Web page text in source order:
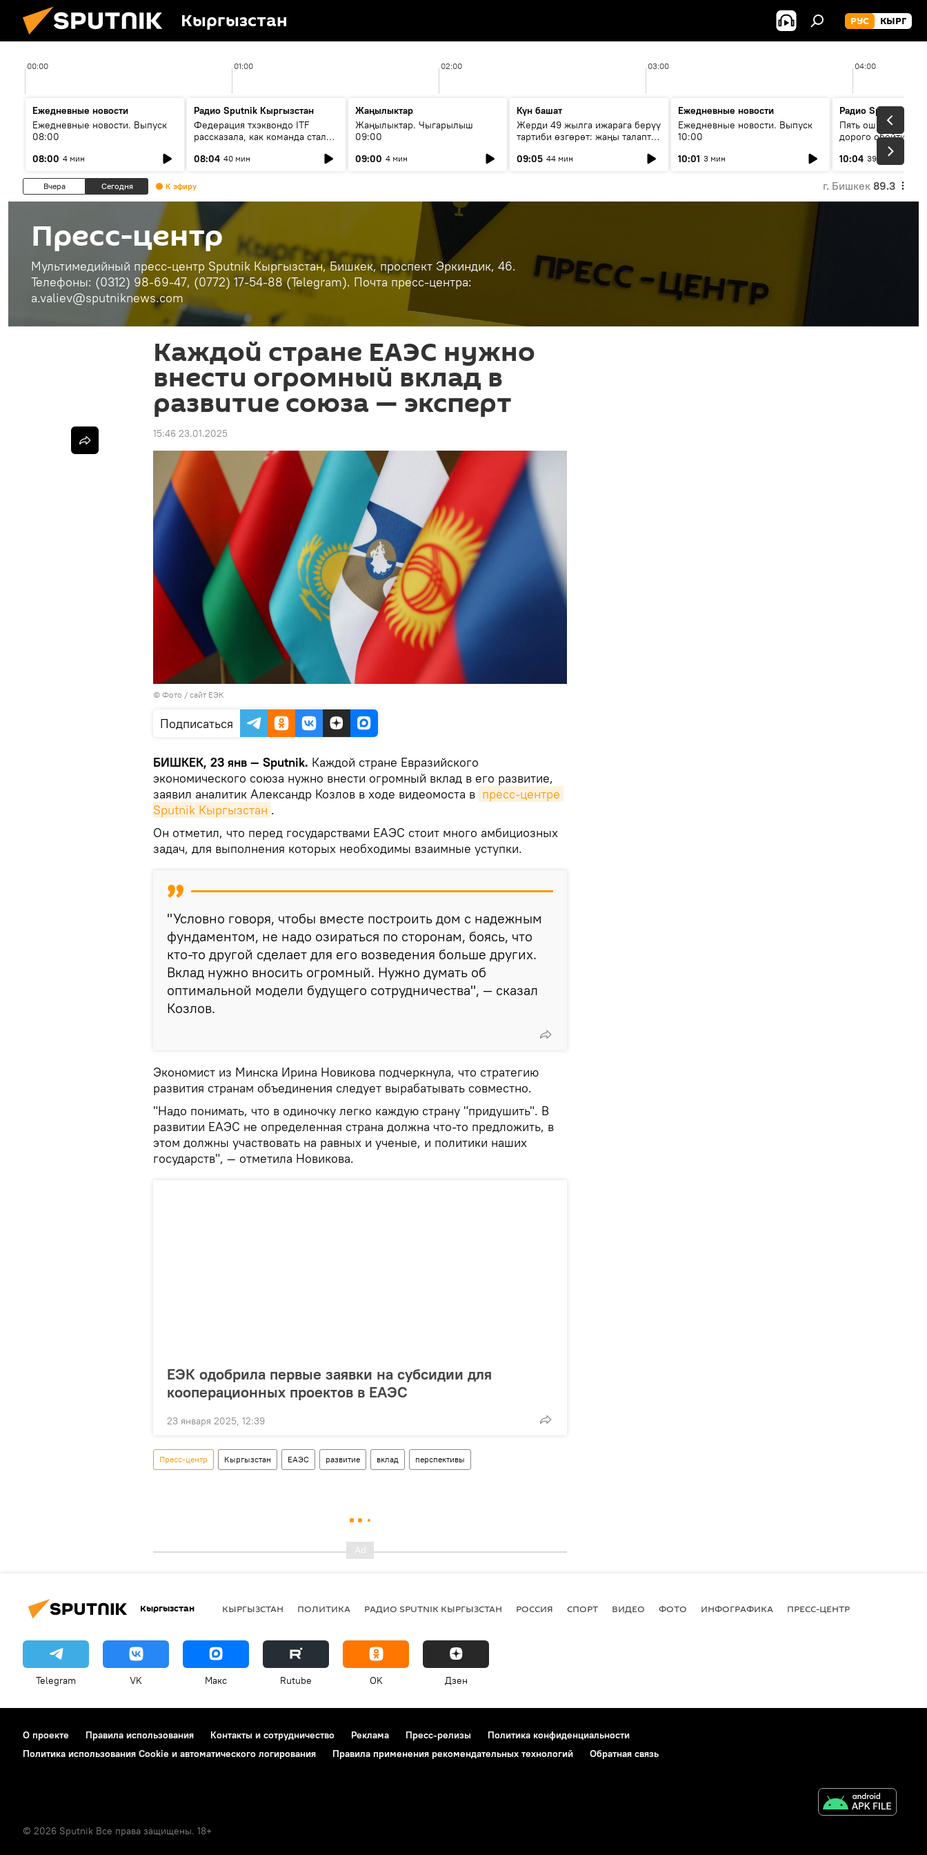
Кыргызстан РУС КЫРГ
00:00 01:00 02:00 03:00 04:00
Ежедневные новости
Ежедневные новости. Выпуск
08:00
08:00 4 мин
Радио Sputnik Кыргызстан
Федерация тхэквондо ITF
рассказала, как команда стала
08:04 40 мин
Жаңылыктар
Жаңылыктар. Чыгарылыш
09:00
09:00 4 мин
Күн башат
Жерди 49 жылга ижарага берүү
тартиби өзгөрөт: жаңы талаптар
09:05 44 мин
Ежедневные новости
Ежедневные новости. Выпуск
10:00
10:01 3 мин
Радио Sputnik
Пять ошибок
дорого обойтись
10:04 39 мин
Вчера Сегодня К эфиру г. Бишкек 89.3
Пресс-центр
Мультимедийный пресс-центр Sputnik Кыргызстан, Бишкек, проспект Эркиндик, 46.
Телефоны: (0312) 98-69-47, (0772) 17-54-88 (Telegram). Почта пресс-центра:
a.valiev@sputniknews.com
Каждой стране ЕАЭС нужно
внести огромный вклад в
развитие союза — эксперт
15:46 23.01.2025
© Фото / сайт ЕЭК
Подписаться
БИШКЕК, 23 янв — Sputnik. Каждой стране Евразийского
экономического союза нужно внести огромный вклад в его развитие,
заявил аналитик Александр Козлов в ходе видеомоста в пресс-центре
Sputnik Кыргызстан .
Он отметил, что перед государствами ЕАЭС стоит много амбициозных
задач, для выполнения которых необходимы взаимные уступки.
"Условно говоря, чтобы вместе построить дом с надежным
фундаментом, не надо озираться по сторонам, боясь, что
кто-то другой сделает для его возведения больше других.
Вклад нужно вносить огромный. Нужно думать об
оптимальной модели будущего сотрудничества", — сказал
Козлов.
Экономист из Минска Ирина Новикова подчеркнула, что стратегию
развития странам объединения следует вырабатывать совместно.
"Надо понимать, что в одиночку легко каждую страну "придушить". В
развитии ЕАЭС не определенная страна должна что-то предложить, в
этом должны участвовать на равных и ученые, и политики наших
государств", — отметила Новикова.
ЕЭК одобрила первые заявки на субсидии для
кооперационных проектов в ЕАЭС
23 января 2025, 12:39
Пресс-центр Кыргызстан ЕАЭС развитие вклад перспективы
Кыргызстан КЫРГЫЗСТАН ПОЛИТИКА РАДИО SPUTNIK КЫРГЫЗСТАН РОССИЯ СПОРТ ВИДЕО ФОТО ИНФОГРАФИКА ПРЕСС-ЦЕНТР
Telegram VK Макс Rutube OK Дзен
О проекте Правила использования Контакты и сотрудничество Реклама Пресс-релизы
Политика конфиденциальности
Политика использования Cookie и автоматического логирования
Правила применения рекомендательных технологий Обратная связь
© 2026 Sputnik Все права защищены. 18+